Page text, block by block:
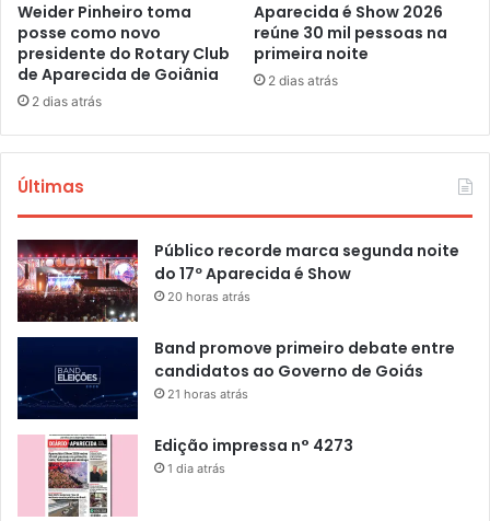
Weider Pinheiro toma
posse como novo
presidente do Rotary Club
de Aparecida de Goiânia
2 dias atrás
Aparecida é Show 2026
reúne 30 mil pessoas na
primeira noite
2 dias atrás
Últimas
Público recorde marca segunda noite
do 17º Aparecida é Show
20 horas atrás
Band promove primeiro debate entre
candidatos ao Governo de Goiás
21 horas atrás
Edição impressa n° 4273
1 dia atrás